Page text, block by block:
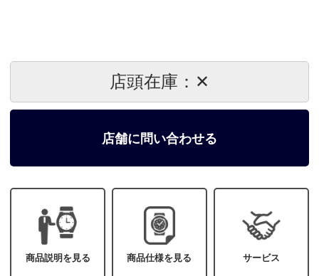
店頭在庫：✕
店舗に問い合わせる
商品説明を見る 商品仕様を見る サービス